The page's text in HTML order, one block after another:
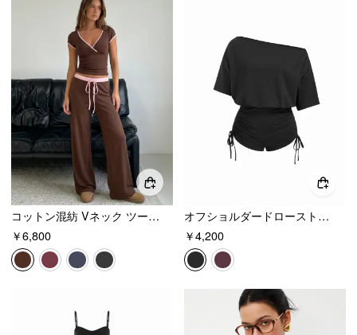
コットン混紡 Vネック ツートンカラー トップス＆ミッドライズ ドローストリング ストレートレッグ トラウザー セット
￥6,800
オフショルダードローストリングシャーリングロンパース
￥4,200